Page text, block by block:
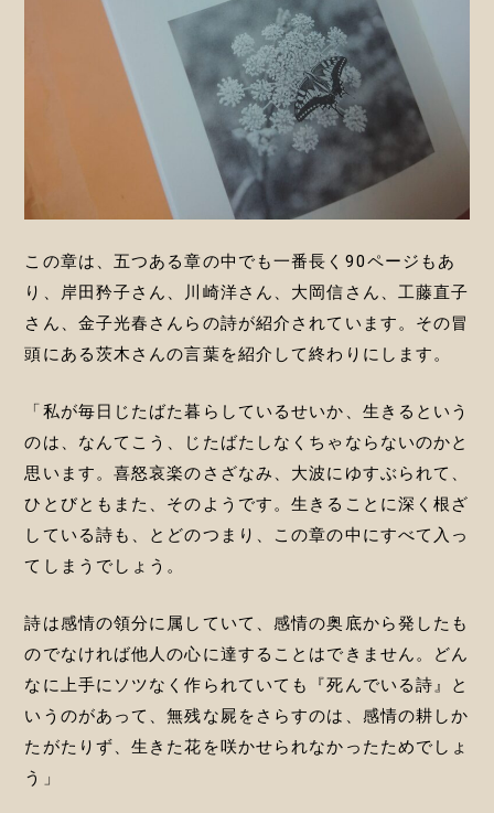
この章は、五つある章の中でも一番長く90ページもあ
り、岸田矜子さん、川崎洋さん、大岡信さん、工藤直子
さん、金子光春さんらの詩が紹介されています。その冒
頭にある茨木さんの言葉を紹介して終わりにします。
「私が毎日じたばた暮らしているせいか、生きるという
のは、なんてこう、じたばたしなくちゃならないのかと
思います。喜怒哀楽のさざなみ、大波にゆすぶられて、
ひとびともまた、そのようです。生きることに深く根ざ
している詩も、とどのつまり、この章の中にすべて入っ
てしまうでしょう。
詩は感情の領分に属していて、感情の奥底から発したも
のでなければ他人の心に達することはできません。どん
なに上手にソツなく作られていても『死んでいる詩』と
いうのがあって、無残な屍をさらすのは、感情の耕しか
たがたりず、生きた花を咲かせられなかったためでしょ
う」